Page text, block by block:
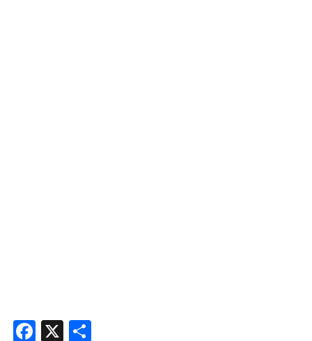
Facebook
X